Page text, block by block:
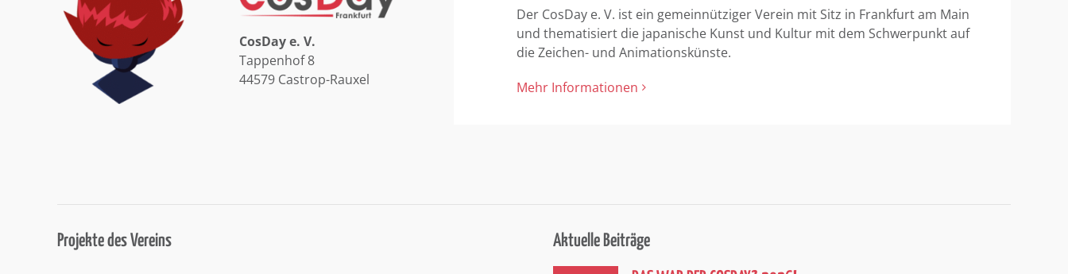
CosDay e. V.
Tappenhof 8
44579 Castrop-Rauxel
Der CosDay e. V. ist ein gemeinnütziger Verein mit Sitz in Frankfurt am Main
und thematisiert die japanische Kunst und Kultur mit dem Schwerpunkt auf
die Zeichen- und Animationskünste.
Mehr Informationen
Projekte des Vereins Aktuelle Beiträge